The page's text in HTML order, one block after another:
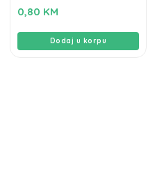
0,80 KM
Dodaj u korpu